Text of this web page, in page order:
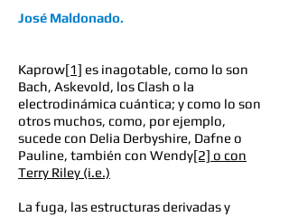
José Maldonado.
Kaprow[1] es inagotable, como lo son
Bach, Askevold, los Clash o la
electrodinámica cuántica; y como lo son
otros muchos, como, por ejemplo,
sucede con Delia Derbyshire, Dafne o
Pauline, también con Wendy[2] o con
Terry Riley (i.e.)
La fuga, las estructuras derivadas y